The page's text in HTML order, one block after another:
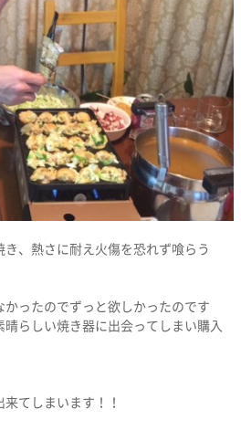
、熱さに耐え火傷を恐れず喰らう
ったのでずっと欲しかったのです
らしい焼き器に出会ってしまい購入
てしまいます！！